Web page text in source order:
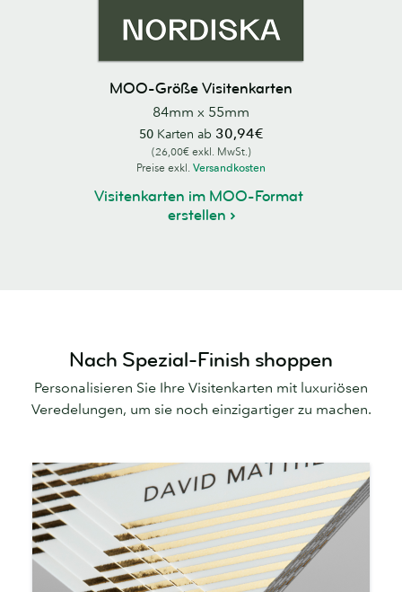
MOO-Größe Visitenkarten
84mm x 55mm
50Karten ab 30,94€
(26,00€ exkl. MwSt.)
Preise exkl. Versandkosten
Visitenkarten im MOO-Format
erstellen
Nach Spezial-Finish shoppen
Personalisieren Sie Ihre Visitenkarten mit luxuriösen
Veredelungen, um sie noch einzigartiger zu machen.